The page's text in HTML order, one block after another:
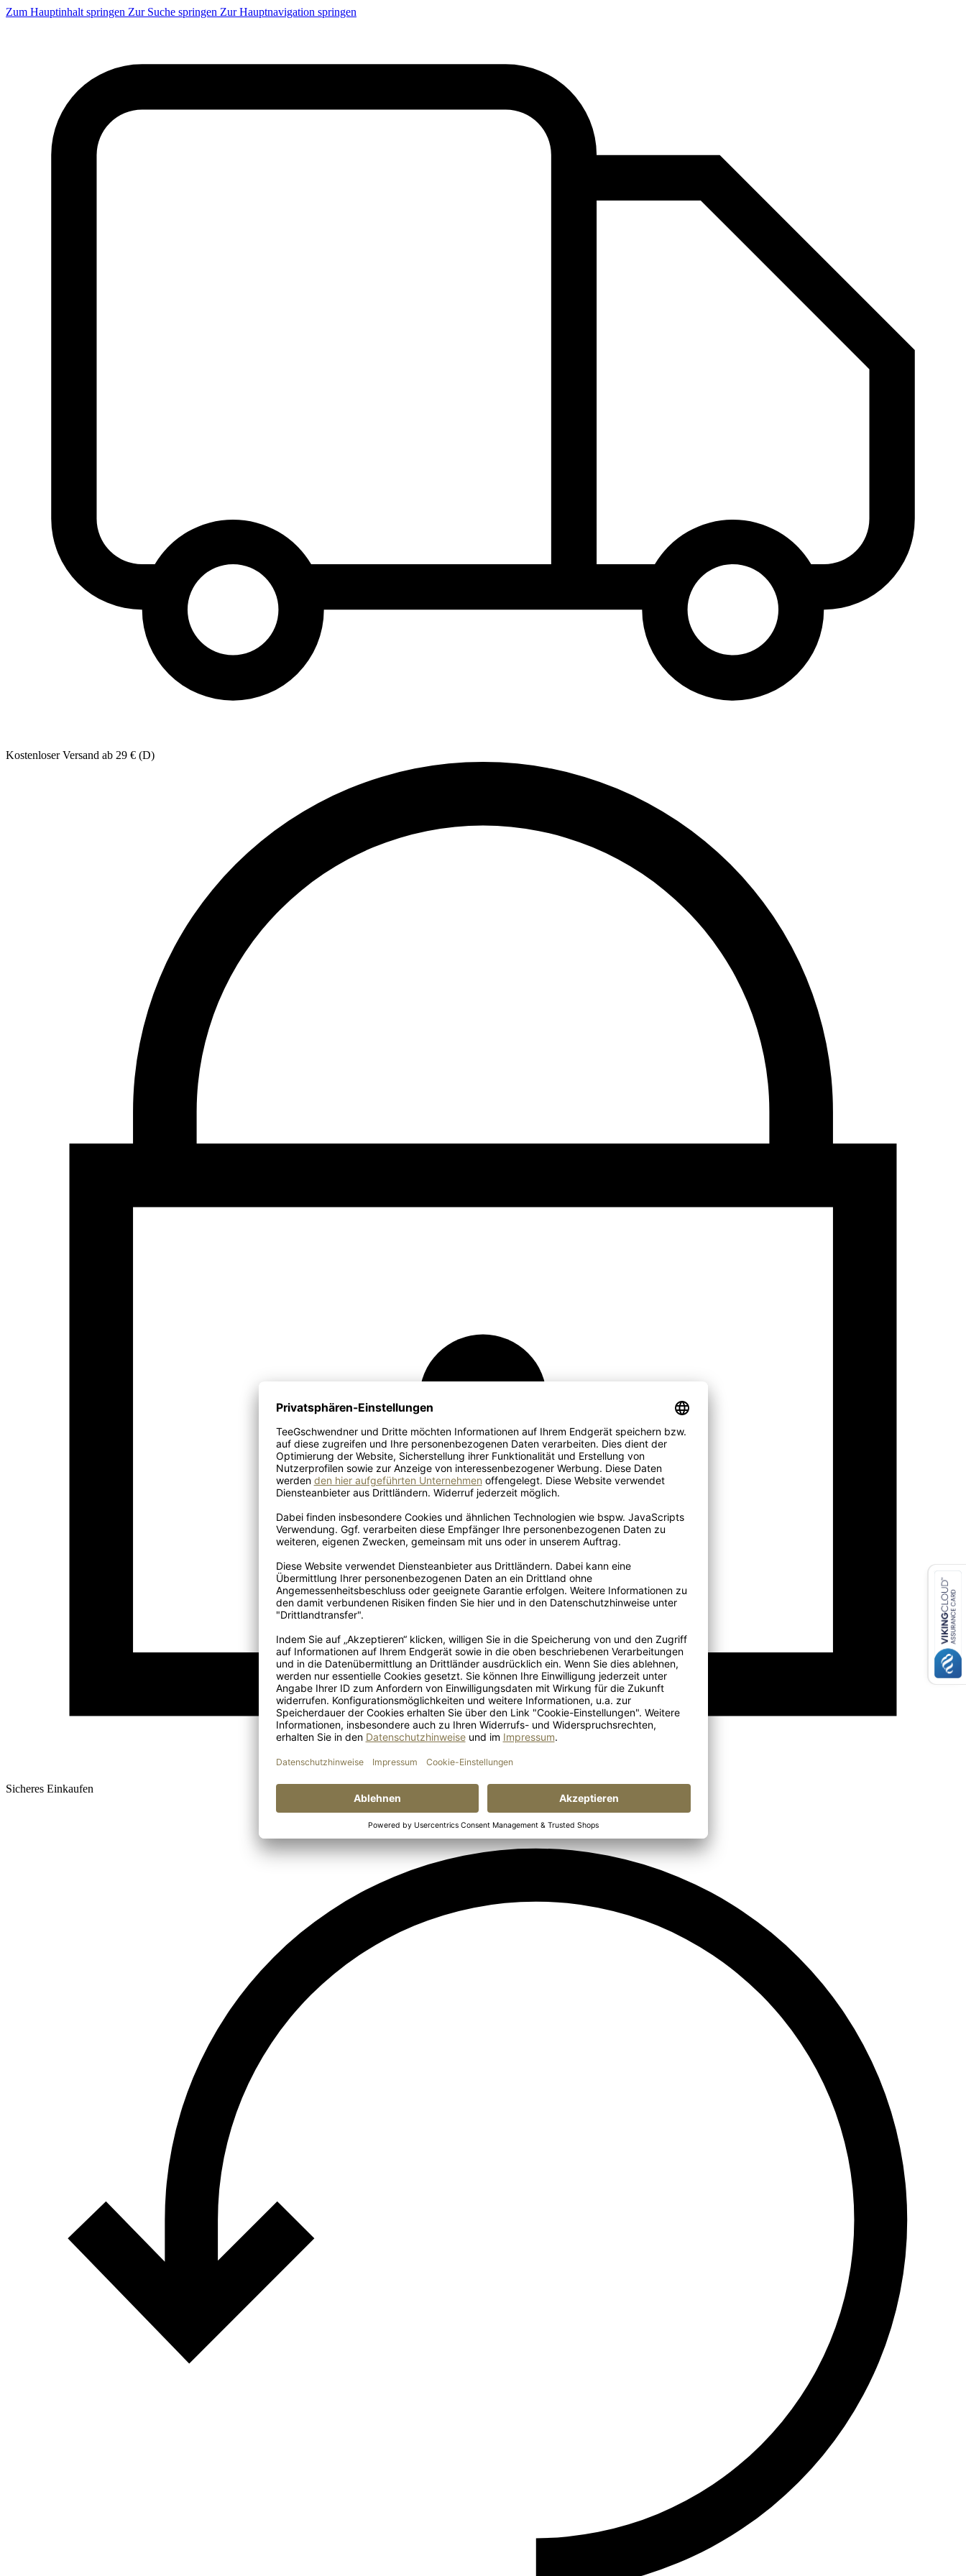
Zum Hauptinhalt springen Zur Suche springen Zur Hauptnavigation springen
Kostenloser Versand ab 29 € (D)
Sicheres Einkaufen